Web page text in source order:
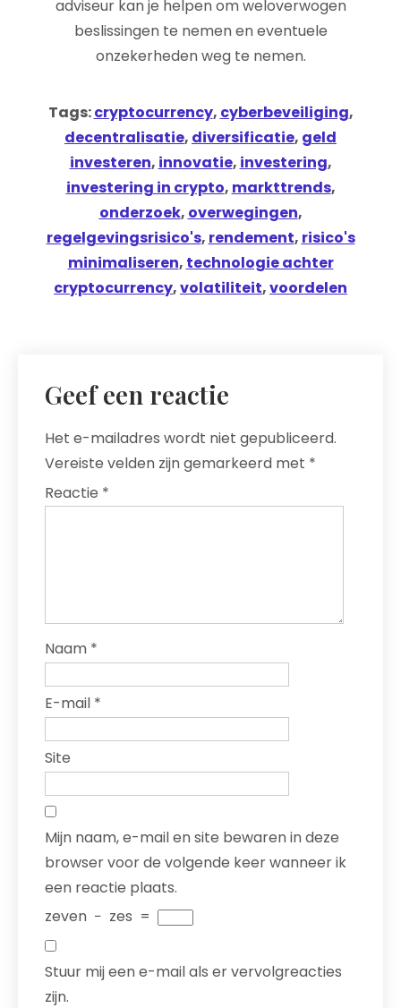
adviseur kan je helpen om weloverwogen
beslissingen te nemen en eventuele
onzekerheden weg te nemen.
Tags:cryptocurrency, cyberbeveiliging,
decentralisatie, diversificatie, geld
investeren, innovatie, investering,
investering in crypto, markttrends,
onderzoek, overwegingen,
regelgevingsrisico's, rendement, risico's
minimaliseren, technologie achter
cryptocurrency,volatiliteit,voordelen
Geef een reactie
Het e-mailadres wordt niet gepubliceerd.
Vereiste velden zijn gemarkeerd met *
Reactie *
Naam *
E-mail *
Site
Mijn naam, e-mail en site bewaren in deze
browser voor de volgende keer wanneer ik
een reactie plaats.
zeven − zes =
Stuur mij een e-mail als er vervolgreacties
zijn.